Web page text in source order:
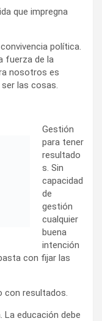
que impregna
política.
fuerza de la
nosotros es
las cosas.
Gestión
para tener
resultado
s. Sin
capacidad
de
gestión
cualquier
buena
intención
con fijar las
con resultados.
La educación debe